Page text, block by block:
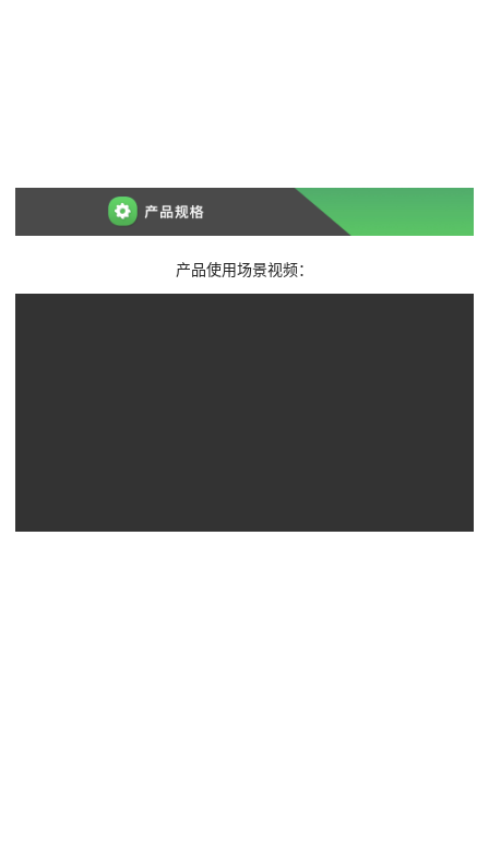
产品使用场景视频：